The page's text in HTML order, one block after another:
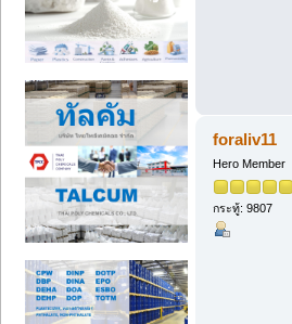
foraliv11
Hero Member
กระทู้: 9807